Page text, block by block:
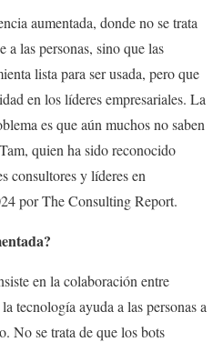
aumentada, donde no se trata
a las personas, sino que las
lista para ser usada, pero que
en los líderes empresariales. La
es que aún muchos no saben
quien ha sido reconocido
consultores y líderes en
por The Consulting Report.
en la colaboración entre
tecnología ayuda a las personas a
No se trata de que los bots